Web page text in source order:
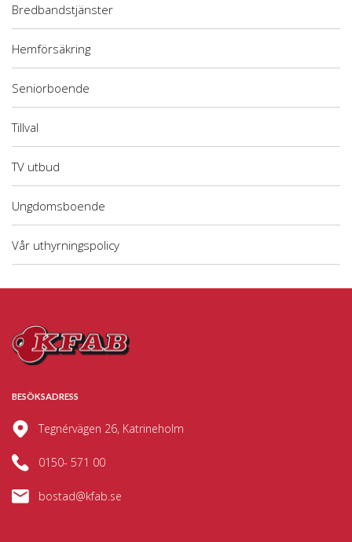
Bredbandstjänster
Hemförsäkring
Seniorboende
Tillval
TV utbud
Ungdomsboende
Vår uthyrningspolicy
BESÖKSADRESS
Tegnérvägen 26, Katrineholm
0150- 571 00
bostad@kfab.se